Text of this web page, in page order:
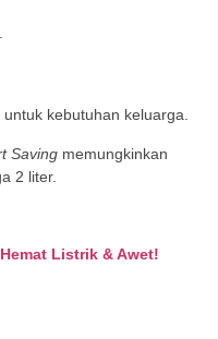
kebutuhan keluarga.
Saving memungkinkan
2 liter.
Listrik & Awet!